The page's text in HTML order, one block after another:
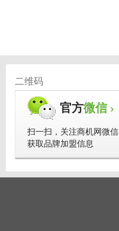
二维码
官方微信 ›
扫一扫，关注商机网微信
获取品牌加盟信息